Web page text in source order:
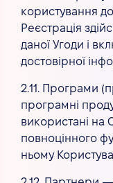
користування
Реєстрація
даної Угоди і
достовірної
2.11. Програми
програмні
використані на
повноцінного
ньому